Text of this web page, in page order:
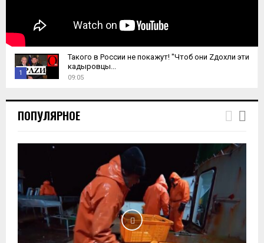
1
h
u
y
Такого в России не покажут! "Чтоб они Zдохли эти
кадыровцы...
09:05
ПОПУЛЯРНОЕ